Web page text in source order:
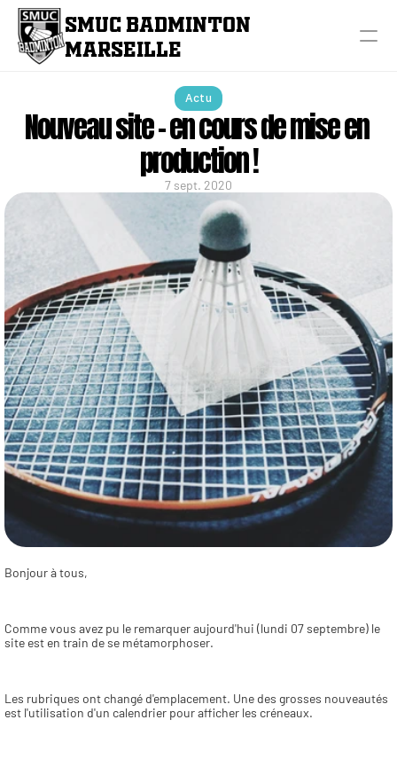
SMUC BADMINTON
MARSEILLE
Actu
Nouveau site - en cours de mise en
production !
7 sept. 2020
Bonjour à tous,
Comme vous avez pu le remarquer aujourd'hui (lundi 07 septembre) le
site est en train de se métamorphoser.
Les rubriques ont changé d'emplacement. Une des grosses nouveautés
est l'utilisation d'un calendrier pour afficher les créneaux.